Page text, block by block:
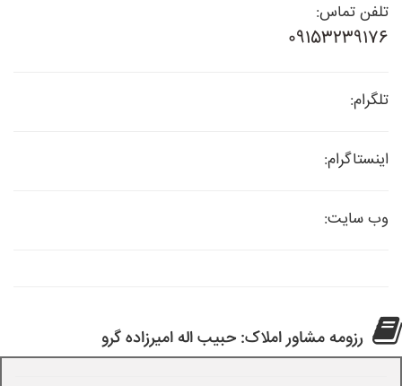
تلفن تماس:
09153239176
تلگرام:
اینستاگرام:
وب سایت:
رزومه مشاور املاک: حبیب اله امیرزاده گرو